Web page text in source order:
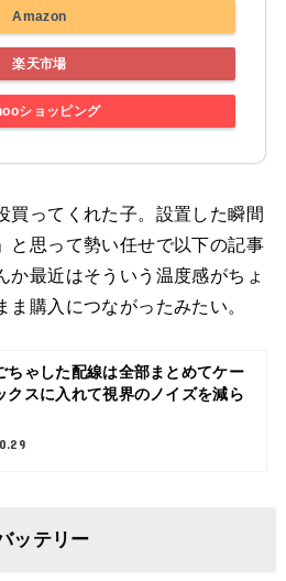
Amazon
楽天市場
ショッピング
買ってくれた子。設置した瞬間
と思って勢い任せで以下の記事
か最近はそういう温度感がちょ
ま購入につながったみたい。
ちゃした配線は全部まとめてケー
クスに入れて視界のノイズを減ら
ッテリー